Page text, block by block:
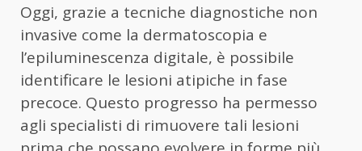
Oggi, grazie a tecniche diagnostiche non
invasive come la dermatoscopia e
l’epiluminescenza digitale, è possibile
identificare le lesioni atipiche in fase
precoce. Questo progresso ha permesso
agli specialisti di rimuovere tali lesioni